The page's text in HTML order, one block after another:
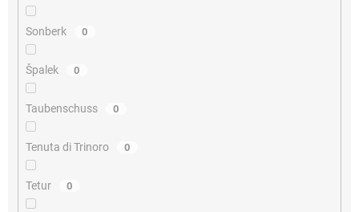
Sonberk 0
Špalek 0
Taubenschuss 0
Tenuta di Trinoro 0
Tetur 0